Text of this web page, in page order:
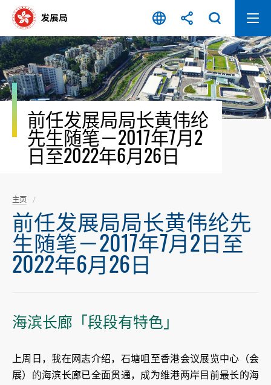
容
开
始
前任发展局局长黄伟纶
先生随笔－2017年7月2
日至2022年6月26日
主页
前任发展局局长黄伟纶先
生随笔－2017年7月2日至
2022年6月26日
海滨长廊「段段有特色」
上周日，我在网志介绍，石塘咀至香港会议展览中心（会
展）的海滨长廊已全面贯通，成为维港两岸目前最长的海